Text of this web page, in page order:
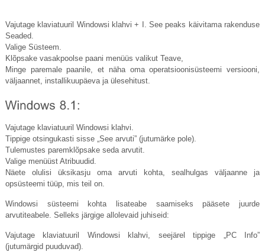
Vajutage klaviatuuril Windowsi klahvi + I. See peaks käivitama rakenduse
Seaded.
Valige Süsteem.
Klõpsake vasakpoolse paani menüüs valikut Teave,
Minge paremale paanile, et näha oma operatsioonisüsteemi versiooni,
väljaannet, installikuupäeva ja ülesehitust.
Vajutage klaviatuuril Windowsi klahvi.
Tippige otsingukasti sisse „See arvuti” (jutumärke pole).
Tulemustes paremklõpsake seda arvutit.
Valige menüüst Atribuudid.
Näete olulisi üksikasju oma arvuti kohta, sealhulgas väljaanne ja
opsüsteemi tüüp, mis teil on.
Windowsi süsteemi kohta lisateabe saamiseks pääsete juurde
arvutiteabele. Selleks järgige allolevaid juhiseid:
Vajutage klaviatuuril Windowsi klahvi, seejärel tippige „PC Info”
(jutumärgid puuduvad).